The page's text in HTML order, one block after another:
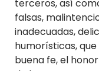
terceros, así
falsas,
inadecuadas,
humorísticas,
buena fe, el